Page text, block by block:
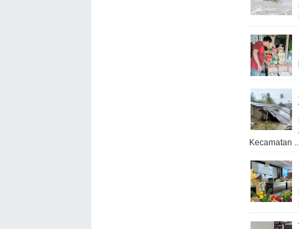
Kecamatan